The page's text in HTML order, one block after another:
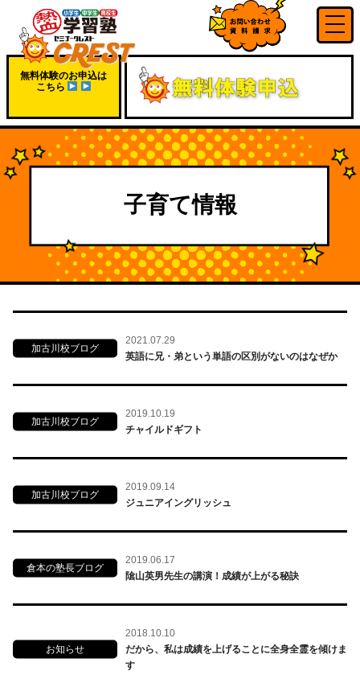
無料体験のお申込は
こちら
子育て情報
加古川校ブログ
2021.07.29
英語に兄・弟という単語の区別がないのはなぜか
加古川校ブログ
2019.10.19
チャイルドギフト
加古川校ブログ
2019.09.14
ジュニアイングリッシュ
倉本の塾長ブログ
2019.06.17
隂山英男先生の講演！成績が上がる秘訣
お知らせ
2018.10.10
だから、私は成績を上げることに全身全霊を傾けま
す